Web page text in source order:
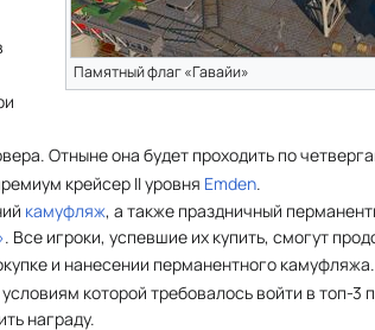
Памятный флаг «Гавайи»
Отныне она будет проходить по
крейсер II уровня Emden.
камуфляж, а также праздничный
. Все игроки, успевшие их купить, смогут
и нанесении перманентного камуфляжа.
которой требовалось войти в топ-3
награду.